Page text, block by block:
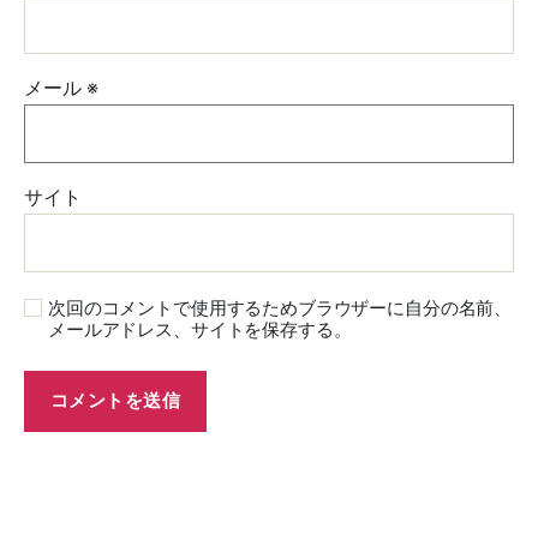
メール ※
サイト
次回のコメントで使用するためブラウザーに自分の名前、
メールアドレス、サイトを保存する。